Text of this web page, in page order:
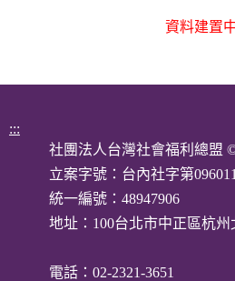
資料建置
:::
社團法人台灣社會福利總盟
立案字號：台內社字第
統一編號：48947906
地址： 100台北市中正區杭州
電話：02-2321-3651